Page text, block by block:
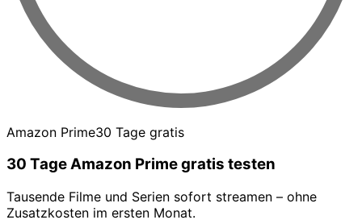
Amazon Prime30 Tage gratis
30 Tage Amazon Prime gratis testen
Tausende Filme und Serien sofort streamen – ohne
Zusatzkosten im ersten Monat.